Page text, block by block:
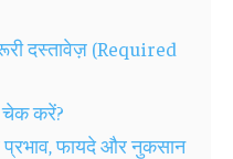
दस्तावेज़ (Required
करें?
फायदे और नुकसान